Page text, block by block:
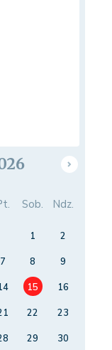
Sob. Ndz.
1
2
7 8
9
15
16
22
23
29
30